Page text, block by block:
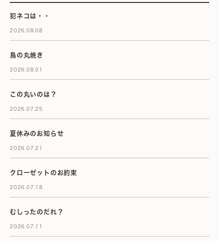
犯ネコは・・
2026.08.08
鳥の丸焼き
2026.08.01
この丸いのは？
2026.07.25
夏休みのお知らせ
2026.07.21
クローゼットのお約束
2026.07.18
むしったのだれ？
2026.07.11